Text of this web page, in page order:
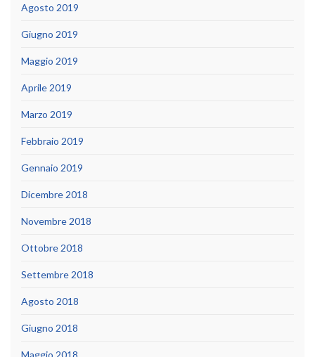
Agosto 2019
Giugno 2019
Maggio 2019
Aprile 2019
Marzo 2019
Febbraio 2019
Gennaio 2019
Dicembre 2018
Novembre 2018
Ottobre 2018
Settembre 2018
Agosto 2018
Giugno 2018
Maggio 2018